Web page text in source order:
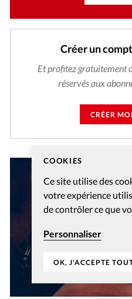
COOKIES
Ce site utilise des
votre expérience
de contrôler ce que
Personnaliser
OK, J'ACCEPTE
Créer un
Et profitez gratuitement
réservés aux
CRÉER